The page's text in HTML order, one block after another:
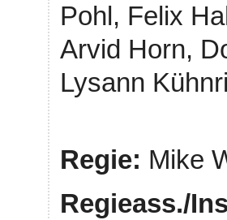
Pohl, Felix
Arvid Horn,
Lysann
Regie: Mike
Regieass./